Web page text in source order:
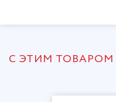
С ЭТИМ